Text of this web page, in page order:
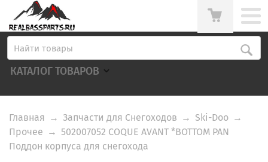
КАТАЛОГ ТОВАРОВ
Главная → Запчасти для Снегоходов → Ski-Doo →
Прочее → 502007052 COQUE AVANT *BOTTOM PAN
Поддон корпуса для снегохода